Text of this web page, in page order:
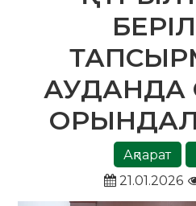
АУДАНДА
Ақпарат
21.01.2026